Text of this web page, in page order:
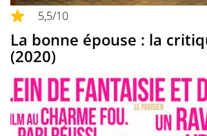
5,5/10
La bonne épouse : la
(2020)